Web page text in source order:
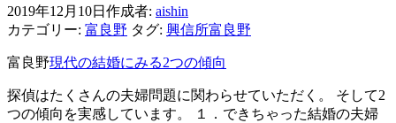
い
こ
し
て
婚
を
強
2019年12月10日 作成者: aishin
カテゴリー: 富良野 タグ: 興信所富良野
富良野現代の結婚にみる2つの傾向
探偵はたくさんの夫婦問題に関わらせていただく。 そして2
つの傾向を実感しています。 １．できちゃった結婚の夫婦